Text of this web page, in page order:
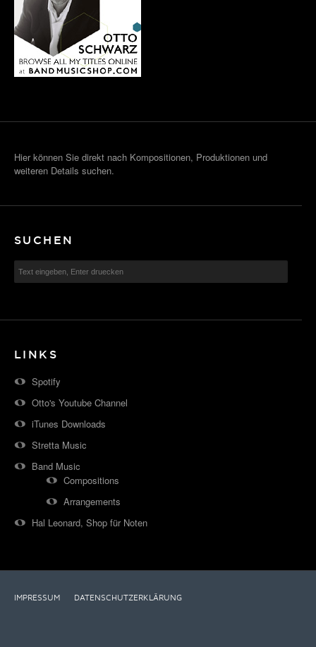
Hier können Sie direkt nach Kompositionen, Produktionen und
weiteren Details suchen.
SUCHEN
LINKS
Spotify
Otto's Youtube Channel
iTunes Downloads
Stretta Music
Band Music
Compositions
Arrangements
Hal Leonard, Shop für Noten
IMPRESSUM DATENSCHUTZERKLÄRUNG